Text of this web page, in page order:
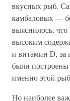
вкусных рыб.
камбаловых —
выяснилось,
высоким
и витамин D, за
были построены
именно этой
Но наиболее